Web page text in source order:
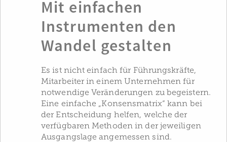
Mit einfachen
Instrumenten den
Wandel gestalten
Es ist nicht einfach für Führungskräfte,
Mitarbeiter in einem Unternehmen für
notwendige Veränderungen zu begeistern.
Eine einfache „Konsensmatrix“ kann bei
der Entscheidung helfen, welche der
verfügbaren Methoden in der jeweiligen
Ausgangslage angemessen sind.